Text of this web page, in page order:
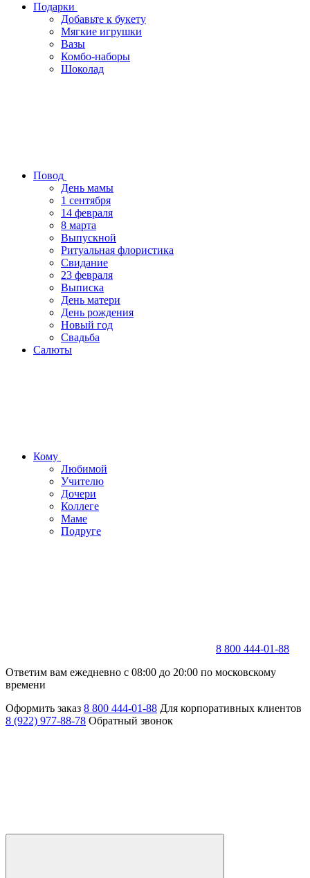
Подарки
Добавьте к букету
Мягкие игрушки
Вазы
Комбо-наборы
Шоколад
Повод
День мамы
1 сентября
14 февраля
8 марта
Выпускной
Ритуальная флористика
Свидание
23 февраля
Выписка
День матери
День рождения
Новый год
Свадьба
Салюты
Кому
Любимой
Учителю
Дочери
Коллеге
Маме
Подруге
8 800 444-01-88
Ответим вам ежедневно с 08:00 до 20:00 по московскому
времени
Оформить заказ 8 800 444-01-88 Для корпоративных клиентов
8 (922) 977-88-78 Обратный звонок